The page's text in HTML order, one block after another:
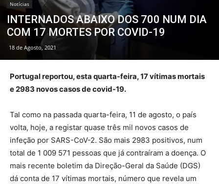
Notícias
INTERNADOS ABAIXO DOS 700 NUM DIA
COM 17 MORTES POR COVID-19
18 de Agosto, 2021
Portugal reportou, esta quarta-feira, 17 vítimas mortais
e 2983 novos casos de covid-19.
Tal como na passada quarta-feira, 11 de agosto, o país
volta, hoje, a registar quase três mil novos casos de
infeção por SARS-CoV-2. São mais 2983 positivos, num
total de 1 009 571 pessoas que já contraíram a doença. O
mais recente boletim da Direção-Geral da Saúde (DGS)
dá conta de 17 vítimas mortais, número que revela um